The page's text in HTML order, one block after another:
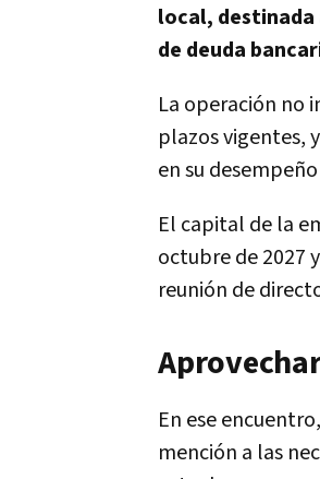
local,
de deuda
La operación no
plazos vigentes,
en su
El capital de la
octubre de 2027
reunión de
En ese
mención a las